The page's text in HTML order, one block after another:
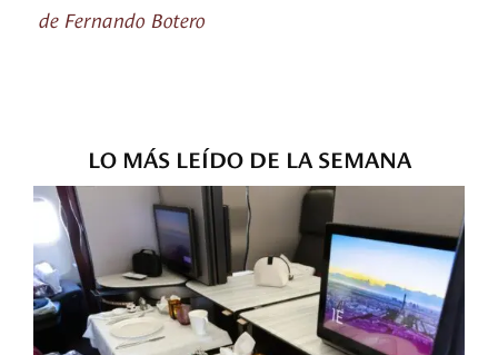
de Fernando Botero
LO MÁS LEÍDO DE LA SEMANA